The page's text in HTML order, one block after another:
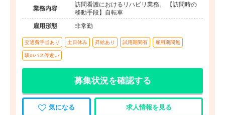
業務内容
訪問看護におけるリハビリ業務。 【訪問時の
移動手段】自転車
雇用形態
非常勤
交通費手当あり 土日休み 昇給あり 試用期間有 雇用期間無
駅orバス停近い
募集状況を確認する
気になる 求人情報を見る